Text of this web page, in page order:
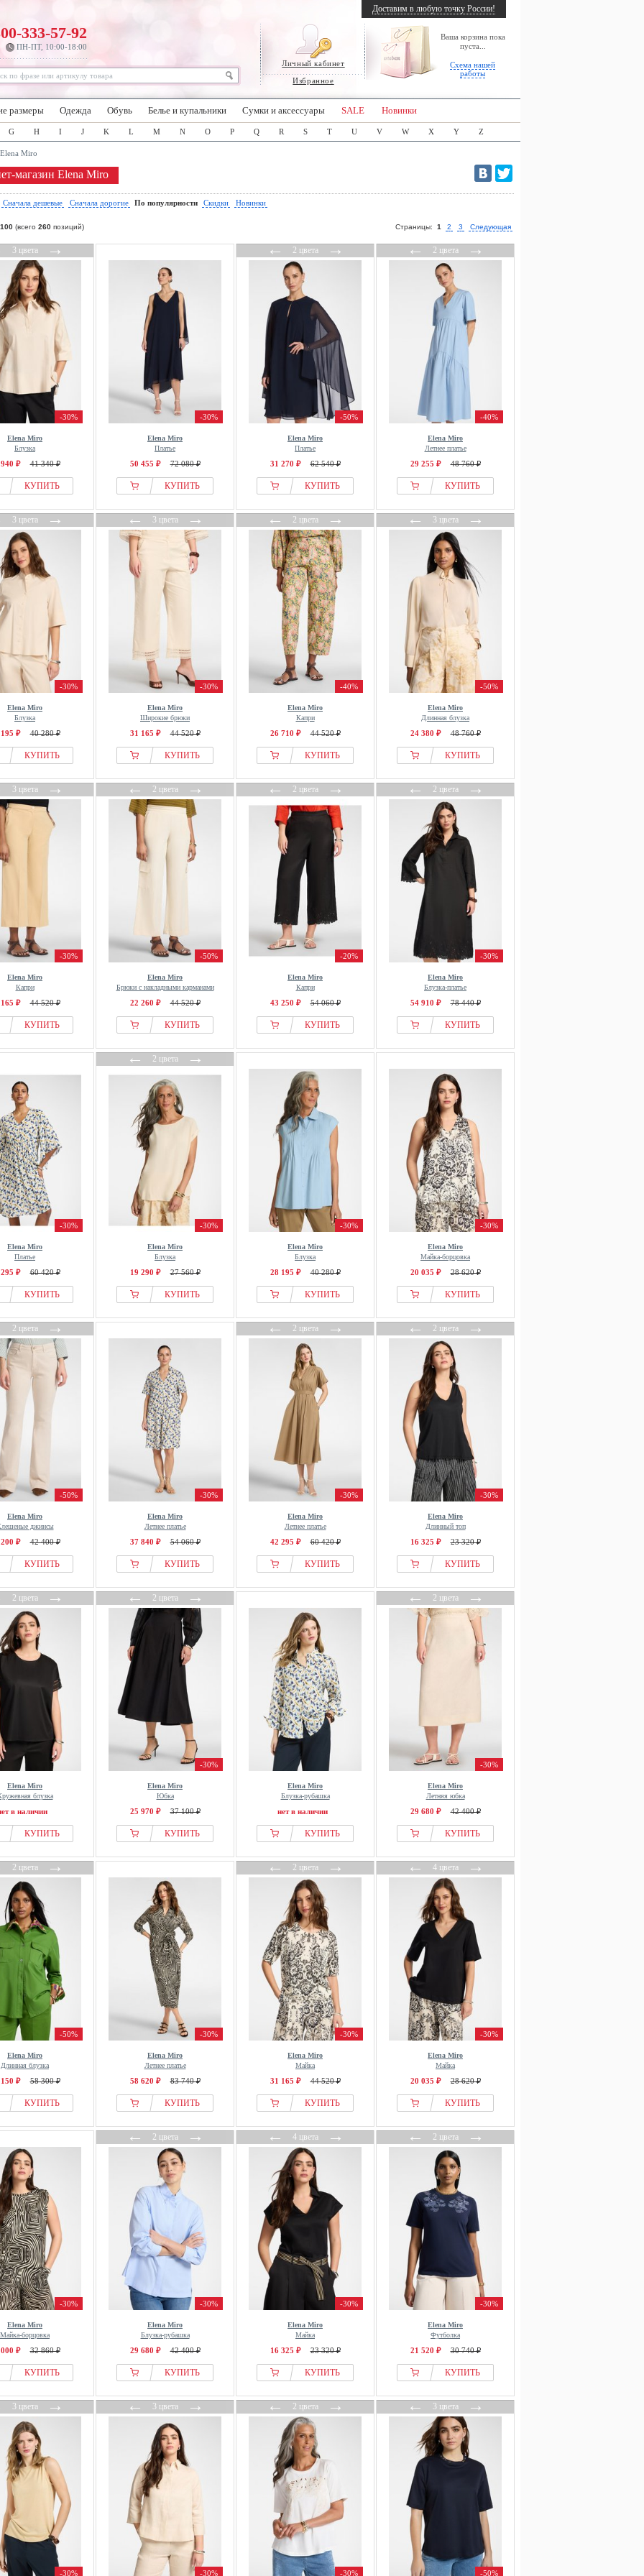
Личный кабинет
Избранное
Ваша корзина пока
пуста...
Схема нашей
работы
333-57-92
ПН-ПТ, 10:00-18:00
Доставим в любую точку России!
размеры Одежда Обувь Белье и купальники Сумки и аксессуары SALE Новинки
G H I J K L M N O P Q R S T U V W X Y Z
Elena Miro
магазин Elena Miro
Сначала дешевые Сначала дорогие По популярности Скидки Новинки
100 (всего 260 позиций) Страницы: 1 2 3 Следующая
3 цвета→
-30%
Elena Miro
Блузка
₽ 41 340 ₽
КУПИТЬ
-30%
Elena Miro
Платье
50 455 ₽ 72 080 ₽
КУПИТЬ
←2 цвета→
-50%
Elena Miro
Платье
31 270 ₽ 62 540 ₽
КУПИТЬ
←2 цвета→
-40%
Elena Miro
Летнее платье
29 255 ₽ 48 760 ₽
КУПИТЬ
3 цвета→
-30%
Elena Miro
Блузка
₽ 40 280 ₽
КУПИТЬ
←3 цвета→
-30%
Elena Miro
Широкие брюки
31 165 ₽ 44 520 ₽
КУПИТЬ
←2 цвета→
-40%
Elena Miro
Капри
26 710 ₽ 44 520 ₽
КУПИТЬ
←3 цвета→
-50%
Elena Miro
Длинная блузка
24 380 ₽ 48 760 ₽
КУПИТЬ
3 цвета→
-30%
Elena Miro
Капри
₽ 44 520 ₽
КУПИТЬ
←2 цвета→
-50%
Elena Miro
Брюки с накладными карманами
22 260 ₽ 44 520 ₽
КУПИТЬ
←2 цвета→
-20%
Elena Miro
Капри
43 250 ₽ 54 060 ₽
КУПИТЬ
←2 цвета→
-30%
Elena Miro
Блузка-платье
54 910 ₽ 78 440 ₽
КУПИТЬ
-30%
Elena Miro
Платье
₽ 60 420 ₽
КУПИТЬ
←2 цвета→
-30%
Elena Miro
Блузка
19 290 ₽ 27 560 ₽
КУПИТЬ
-30%
Elena Miro
Блузка
28 195 ₽ 40 280 ₽
КУПИТЬ
-30%
Elena Miro
Майка-борцовка
20 035 ₽ 28 620 ₽
КУПИТЬ
2 цвета→
-50%
Elena Miro
джинсы
₽ 42 400 ₽
КУПИТЬ
-30%
Elena Miro
Летнее платье
37 840 ₽ 54 060 ₽
КУПИТЬ
←2 цвета→
-30%
Elena Miro
Летнее платье
42 295 ₽ 60 420 ₽
КУПИТЬ
←2 цвета→
-30%
Elena Miro
Длинный топ
16 325 ₽ 23 320 ₽
КУПИТЬ
2 цвета→
Elena Miro
блузка
в наличии
КУПИТЬ
←2 цвета→
-30%
Elena Miro
Юбка
25 970 ₽ 37 100 ₽
КУПИТЬ
Elena Miro
Блузка-рубашка
нет в наличии
КУПИТЬ
←2 цвета→
-30%
Elena Miro
Летняя юбка
29 680 ₽ 42 400 ₽
КУПИТЬ
2 цвета→
-50%
Elena Miro
Длинная блузка
₽ 58 300 ₽
КУПИТЬ
-30%
Elena Miro
Летнее платье
58 620 ₽ 83 740 ₽
КУПИТЬ
←2 цвета→
-30%
Elena Miro
Майка
31 165 ₽ 44 520 ₽
КУПИТЬ
←4 цвета→
-30%
Elena Miro
Майка
20 035 ₽ 28 620 ₽
КУПИТЬ
-30%
Elena Miro
Майка-борцовка
₽ 32 860 ₽
КУПИТЬ
←2 цвета→
-30%
Elena Miro
Блузка-рубашка
29 680 ₽ 42 400 ₽
КУПИТЬ
←4 цвета→
-30%
Elena Miro
Майка
16 325 ₽ 23 320 ₽
КУПИТЬ
←2 цвета→
-30%
Elena Miro
Футболка
21 520 ₽ 30 740 ₽
КУПИТЬ
3 цвета→
-30%
←3 цвета→
-30%
←2 цвета→
-30%
←3 цвета→
-50%